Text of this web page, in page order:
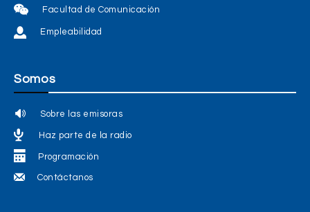
Facultad de Comunicación
Empleabilidad
Somos
Sobre las emisoras
Haz parte de la radio
Programación
Contáctanos